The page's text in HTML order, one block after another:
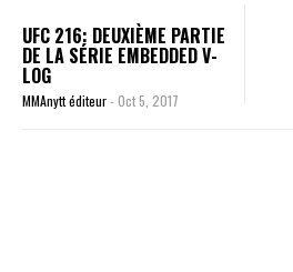
UFC 216: DEUXIÈME PARTIE
DE LA SÉRIE EMBEDDED V-
LOG
MMAnytt éditeur- Oct 5, 2017